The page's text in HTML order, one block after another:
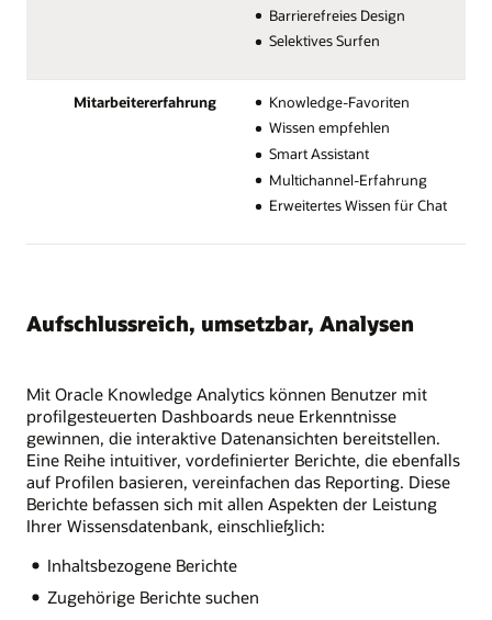
Barrierefreies Design
Selektives Surfen
Mitarbeitererfahrung
Knowledge-Favoriten
Wissen empfehlen
Smart Assistant
Multichannel-Erfahrung
Erweitertes Wissen für Chat
Aufschlussreich, umsetzbar, Analysen
Mit Oracle Knowledge Analytics können Benutzer mit
profilgesteuerten Dashboards neue Erkenntnisse
gewinnen, die interaktive Datenansichten bereitstellen.
Eine Reihe intuitiver, vordefinierter Berichte, die ebenfalls
auf Profilen basieren, vereinfachen das Reporting. Diese
Berichte befassen sich mit allen Aspekten der Leistung
Ihrer Wissensdatenbank, einschließlich:
Inhaltsbezogene Berichte
Zugehörige Berichte suchen